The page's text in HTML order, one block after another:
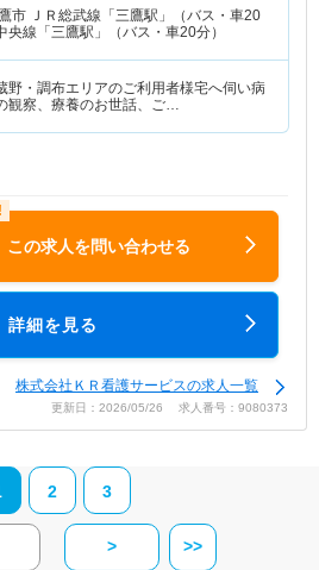
市 ＪＲ総武線「三鷹駅」（バス・車20
央線「三鷹駅」（バス・車20分）
野・調布エリアのご利用者様宅へ伺い病
観察、療養のお世話、ご…
この求人を問い合わせる
詳細を見る
株式会社ＫＲ看護サービスの求人一覧
更新日：2026/05/26 求人番号：9080373
2 3
> >>